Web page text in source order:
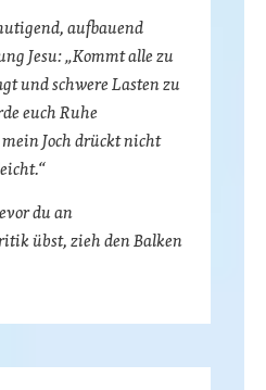
aufbauend
Jesu: „Kommt alle zu
und schwere Lasten zu
euch Ruhe
Joch drückt nicht
du an
übst, zieh den Balken